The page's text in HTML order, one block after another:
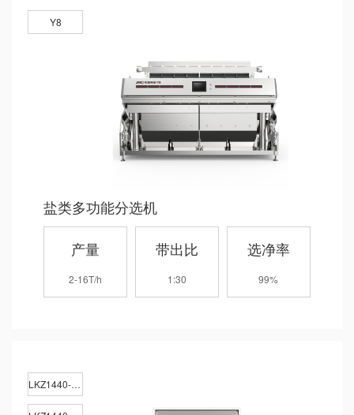
Y8
盐类多功能分选机
产量
2-16T/h
带出比
1:30
选净率
99%
LKZ1440-1DA